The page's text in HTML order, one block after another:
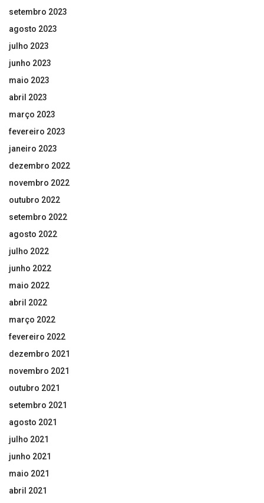
setembro 2023
agosto 2023
julho 2023
junho 2023
maio 2023
abril 2023
março 2023
fevereiro 2023
janeiro 2023
dezembro 2022
novembro 2022
outubro 2022
setembro 2022
agosto 2022
julho 2022
junho 2022
maio 2022
abril 2022
março 2022
fevereiro 2022
dezembro 2021
novembro 2021
outubro 2021
setembro 2021
agosto 2021
julho 2021
junho 2021
maio 2021
abril 2021